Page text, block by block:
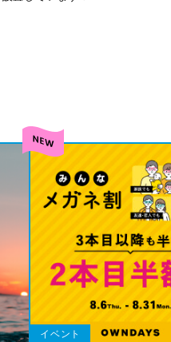
イベント